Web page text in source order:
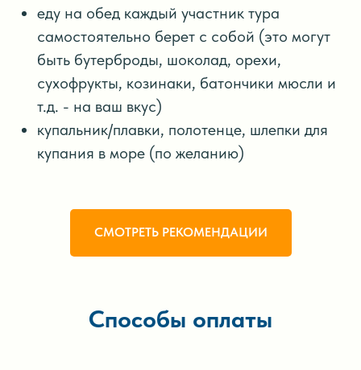
еду на обед каждый участник тура
самостоятельно берет с собой (это могут
быть бутерброды, шоколад, орехи,
сухофрукты, козинаки, батончики мюсли и
т.д. - на ваш вкус)
купальник/плавки, полотенце, шлепки для
купания в море (по желанию)
СМОТРЕТЬ РЕКОМЕНДАЦИИ
Способы оплаты